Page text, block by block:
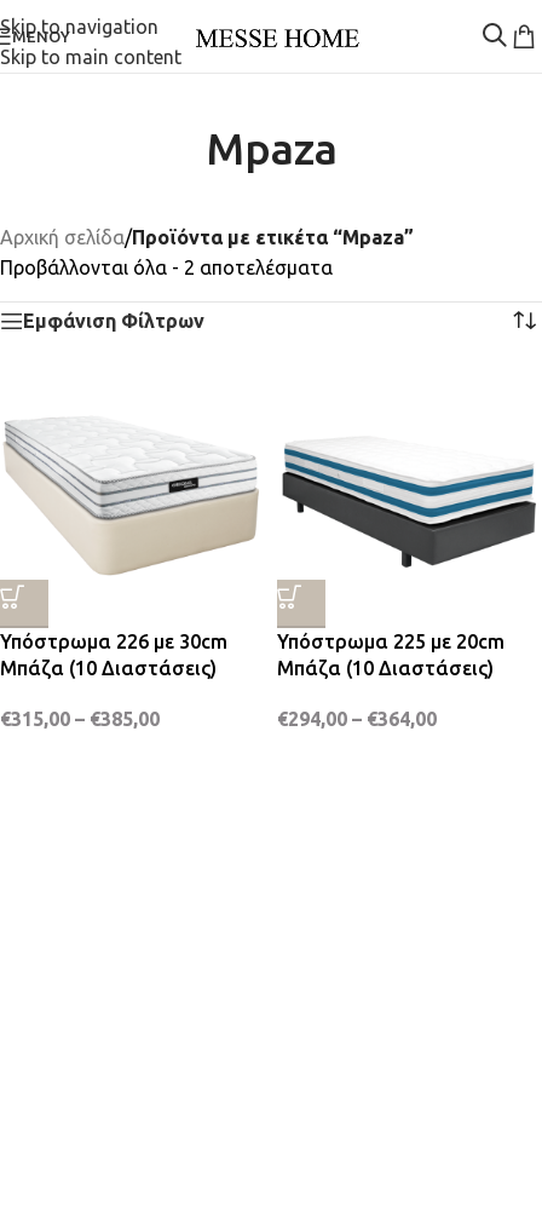
Skip to navigation
Skip to main content
ΜΕΝΟΎ
Mpaza
Αρχική σελίδα/Προϊόντα με ετικέτα “Mpaza”
Προβάλλονται όλα - 2 αποτελέσματα
Εμφάνιση Φίλτρων
Υπόστρωμα 226 με 30cm
Μπάζα (10 Διαστάσεις)
€315,00 – €385,00
Υπόστρωμα 225 με 20cm
Μπάζα (10 Διαστάσεις)
€294,00 – €364,00